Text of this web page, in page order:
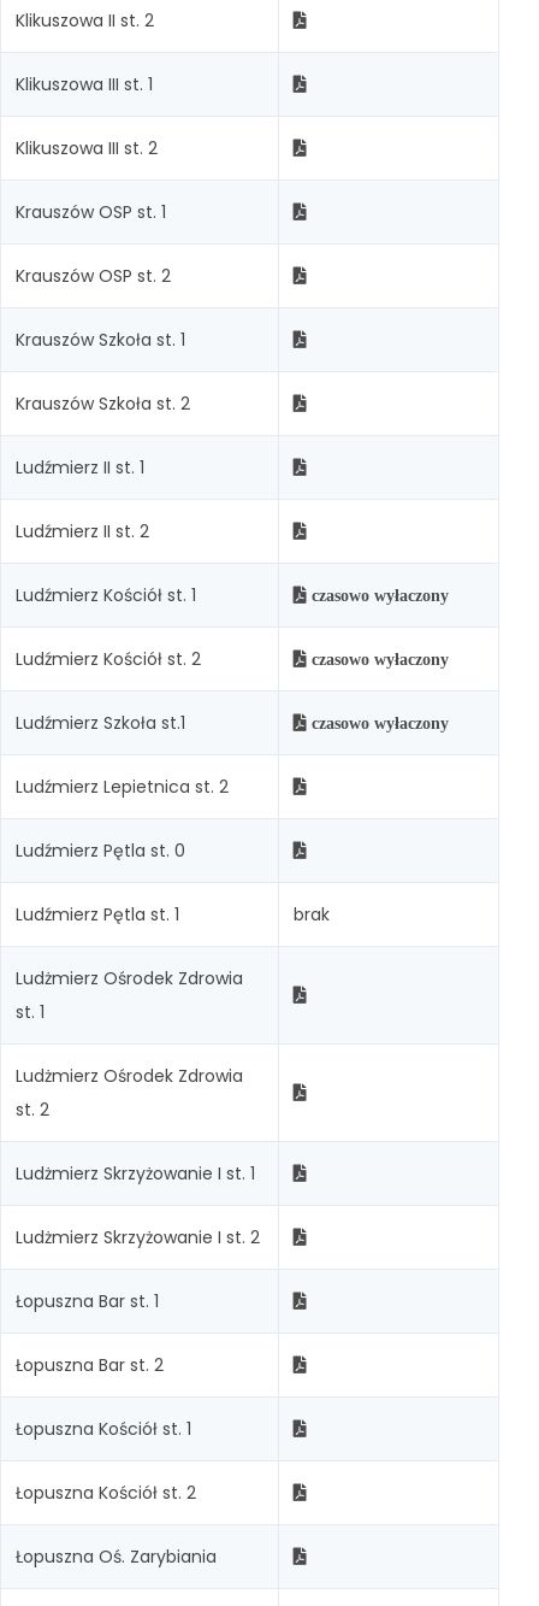
Klikuszowa II st. 2
Klikuszowa III st. 1
Klikuszowa III st. 2
Krauszów OSP st. 1
Krauszów OSP st. 2
Krauszów Szkoła st. 1
Krauszów Szkoła st. 2
Ludźmierz II st. 1
Ludźmierz II st. 2
Ludźmierz Kościół st. 1 czasowo wyłaczony
Ludźmierz Kościół st. 2 czasowo wyłaczony
Ludźmierz Szkoła st.1 czasowo wyłaczony
Ludźmierz Lepietnica st. 2
Ludźmierz Pętla st. 0
Ludźmierz Pętla st. 1 brak
Ludżmierz Ośrodek Zdrowia
st. 1
Ludżmierz Ośrodek Zdrowia
st. 2
Ludżmierz Skrzyżowanie I st. 1
Ludżmierz Skrzyżowanie I st. 2
Łopuszna Bar st. 1
Łopuszna Bar st. 2
Łopuszna Kościół st. 1
Łopuszna Kościół st. 2
Łopuszna Oś. Zarybiania